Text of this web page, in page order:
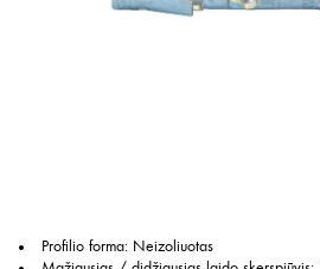
Profilio forma: Neizoliuotas